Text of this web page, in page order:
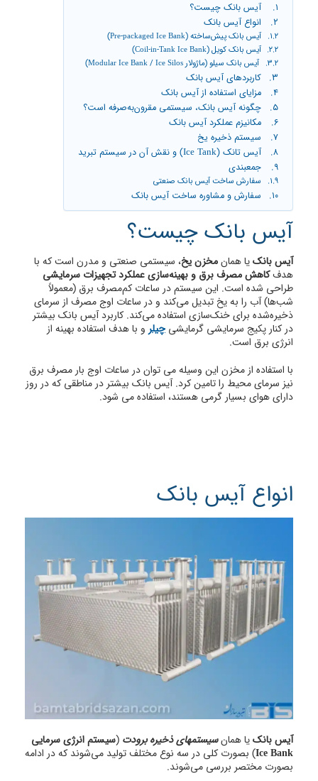
آیس بانک چیست؟
انواع آیس بانک
آیس بانک پیش‌ساخته (Pre-packaged Ice Bank)
آیس بانک کویل (Coil-in-Tank Ice Bank)
آیس بانک سیلو (ماژولار Modular Ice Bank / Ice Silos)
کاربردهای آیس بانک
مزایای استفاده از آیس بانک
چگونه آیس بانک، سیستمی مقرون‌به‌صرفه است؟
مکانیزم عملکرد آیس بانک
سیستم ذخیره یخ
آیس تانک (Ice Tank) و نقش آن در سیستم تبرید
جمعبندی
سفارش ساخت آیس بانک صنعتی
سفارش و مشاوره ساخت آیس بانک
آیس بانک چیست؟
آیس بانکیا همانمخزن یخ، سیستمی صنعتی و مدرن است که با
هدفکاهش مصرف برق و بهینه‌سازی عملکرد تجهیزات سرمایشی
طراحی شده است. این سیستم در ساعات کم‌مصرف برق (معمولاً
شب‌ها) آب را به یخ تبدیل می‌کند و در ساعات اوج مصرف از سرمای
ذخیره‌شده برای خنک‌سازی استفاده می‌کند. کاربرد آیس بانک بیشتر
در کنار پکیج سرمایشی گرمایشی چیلر و با هدف استفاده بهینه از
انرژی برق است.
با استفاده از مخزن این وسیله می توان در ساعات اوج بار مصرف برق
نیز سرمای محیط را تامین کرد. آیس بانک بیشتر در مناطقی که در روز
دارای هوای بسیار گرمی هستند، استفاده می شود.
انواع آیس بانک
آیس بانکیا همانسیستمهای ذخیره برودت (سیستم انرژی سرمایی
Ice Bank) بصورت کلی در سه نوع مختلف تولید می‌شوند که در ادامه
بصورت مختصر بررسی می‌شوند.